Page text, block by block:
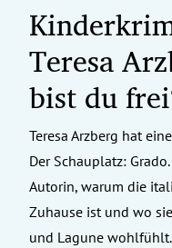
Untermenü
Untermenü
Untermenü
Untermenü
Untermenü
Teresa
bist du
Teresa Arzberg hat
Der Schauplatz:
Autorin, warum die
Zuhause ist und wo
und Lagune wohlfühlt.